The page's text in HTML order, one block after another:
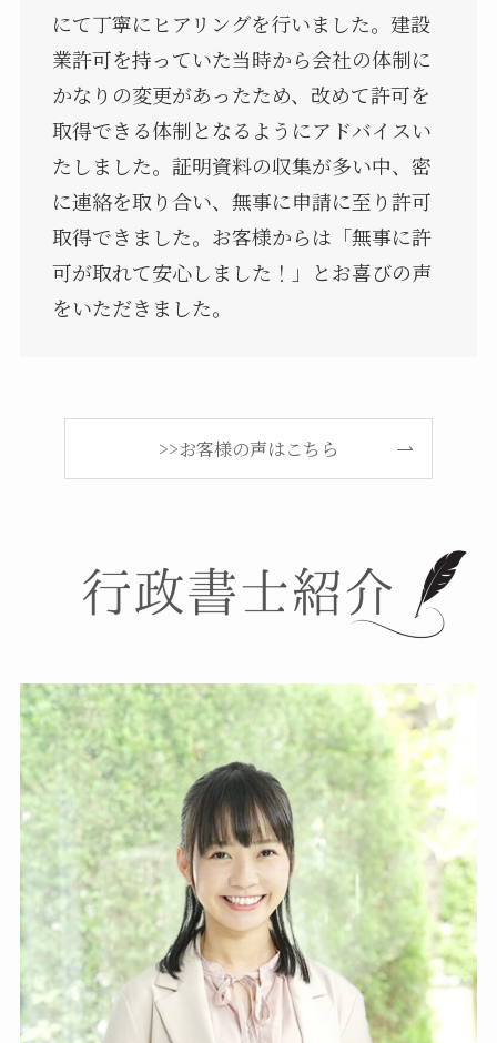
にて丁寧にヒアリングを行いました。建設
業許可を持っていた当時から会社の体制に
かなりの変更があったため、改めて許可を
取得できる体制となるようにアドバイスい
たしました。証明資料の収集が多い中、密
に連絡を取り合い、無事に申請に至り許可
取得できました。お客様からは「無事に許
可が取れて安心しました！」とお喜びの声
をいただきました。
>>お客様の声はこちら